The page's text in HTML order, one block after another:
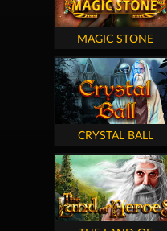
MAGIC STONE
CRYSTAL BALL